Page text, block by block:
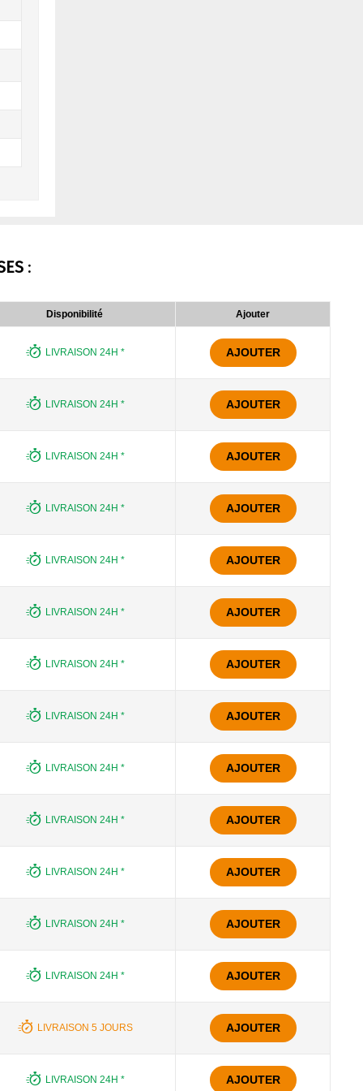
:
Disponibilité Ajouter
LIVRAISON 24H * AJOUTER
LIVRAISON 24H * AJOUTER
LIVRAISON 24H * AJOUTER
LIVRAISON 24H * AJOUTER
LIVRAISON 24H * AJOUTER
LIVRAISON 24H * AJOUTER
LIVRAISON 24H * AJOUTER
LIVRAISON 24H * AJOUTER
LIVRAISON 24H * AJOUTER
LIVRAISON 24H * AJOUTER
LIVRAISON 24H * AJOUTER
LIVRAISON 24H * AJOUTER
LIVRAISON 24H * AJOUTER
LIVRAISON 5 JOURS AJOUTER
LIVRAISON 24H * AJOUTER